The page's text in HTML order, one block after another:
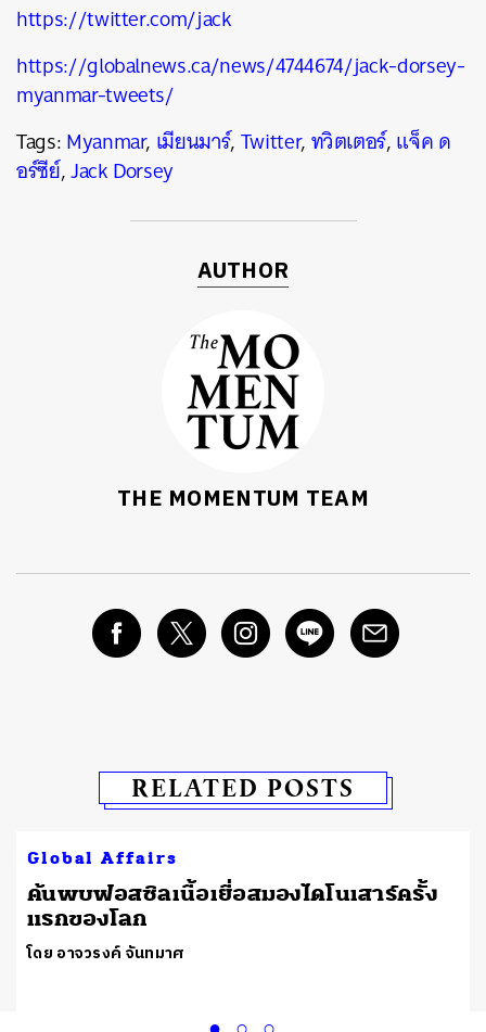
https://twitter.com/jack
https://globalnews.ca/news/4744674/jack-dorsey-
myanmar-tweets/
Tags:Myanmar, เมียนมาร์,Twitter,ทวิตเตอร์,แจ็ค ด
อร์ซีย์,Jack Dorsey
AUTHOR
THE MOMENTUM TEAM
RELATED POSTS
Global Affairs
ค้นพบฟอสซิลเนื้อเยื่อสมองไดโนเสาร์ครั้ง
แรกของโลก
โดย อาจวรงค์ จันทมาศ